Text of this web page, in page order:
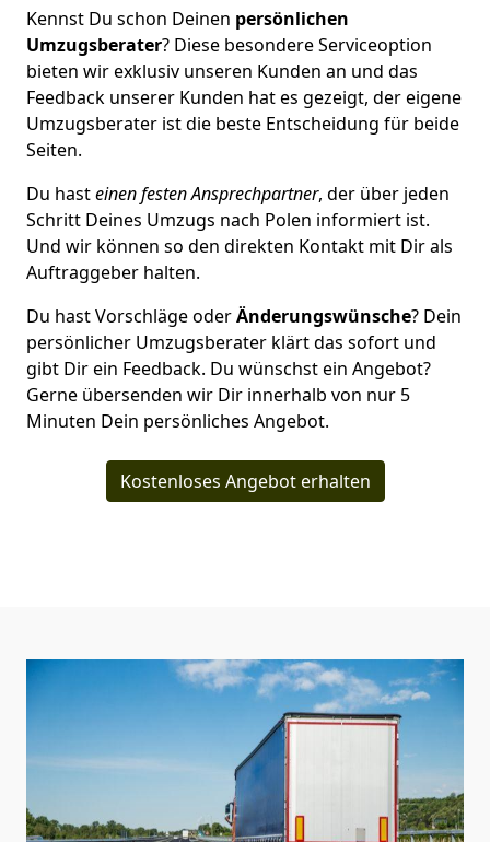
Kennst Du schon Deinen persönlichen
Umzugsberater? Diese besondere Serviceoption
bieten wir exklusiv unseren Kunden an und das
Feedback unserer Kunden hat es gezeigt, der eigene
Umzugsberater ist die beste Entscheidung für beide
Seiten.
Du hasteinen festen Ansprechpartner, der über jeden
Schritt Deines Umzugs nach Polen informiert ist.
Und wir können so den direkten Kontakt mit Dir als
Auftraggeber halten.
Du hast Vorschläge oderÄnderungswünsche? Dein
persönlicher Umzugsberater klärt das sofort und
gibt Dir ein Feedback. Du wünschst ein Angebot?
Gerne übersenden wir Dir innerhalb von nur 5
Minuten Dein persönliches Angebot.
Kostenloses Angebot erhalten